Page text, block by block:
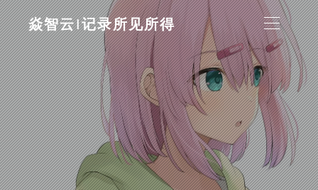
焱智云|记录所见所得